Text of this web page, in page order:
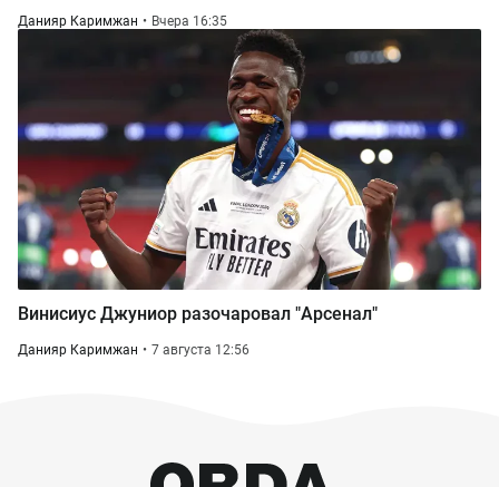
Данияр Каримжан Вчера 16:35
Винисиус Джуниор разочаровал "Арсенал"
Данияр Каримжан 7 августа 12:56